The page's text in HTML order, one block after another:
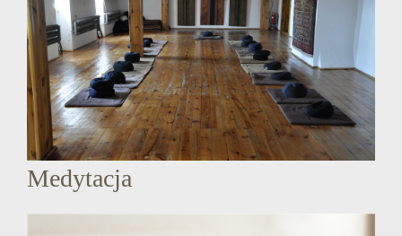
Medytacja